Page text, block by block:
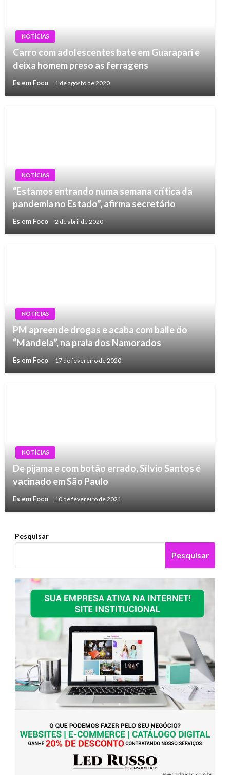
NOTÍCIAS
Carro com adolescentes bate em Guarapari e
deixa homem preso as ferragens
Es em Foco 1 de agosto de 2020
NOTÍCIAS
“Estamos entrando numa semana crítica da
pandemia no Estado”, afirma secretário
Es em Foco 2 de abril de 2020
NOTÍCIAS
PM apreende drogas e acaba com baile do
“Mandela”, na praia dos Namorados
Es em Foco 17 de fevereiro de 2020
NOTÍCIAS
De pijama e com botão errado, Sílvio Santos é
vacinado em São Paulo
Es em Foco 10 de fevereiro de 2021
Pesquisar
Pesquisar